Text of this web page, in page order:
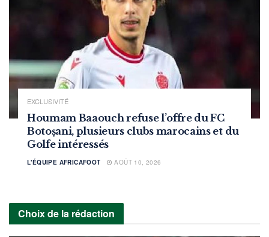
EXCLUSIVITÉ
Houmam Baaouch refuse l’offre du FC
Botoșani, plusieurs clubs marocains et du
Golfe intéressés
L'ÉQUIPE AFRICAFOOT AOÛT 10, 2026
Choix de la rédaction